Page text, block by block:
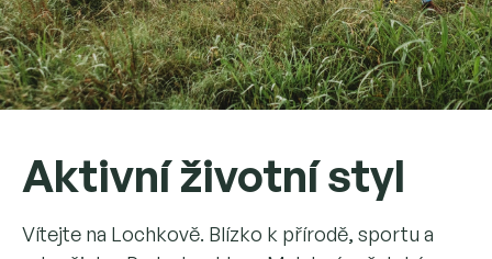
Aktivní životní styl
Vítejte na Lochkově. Blízko k přírodě, sportu a